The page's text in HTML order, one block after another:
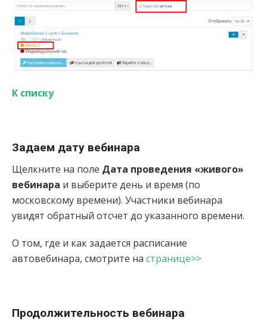
К списку
Задаем дату вебинара
Щелкните на поле Дата проведения «живого»
вебинара и выберите день и время (по
московскому времени). Участники вебинара
увидят обратный отсчет до указанного времени.
О том, где и как задается расписание
автовебинара, смотрите на странице>>
Продолжительность вебинара